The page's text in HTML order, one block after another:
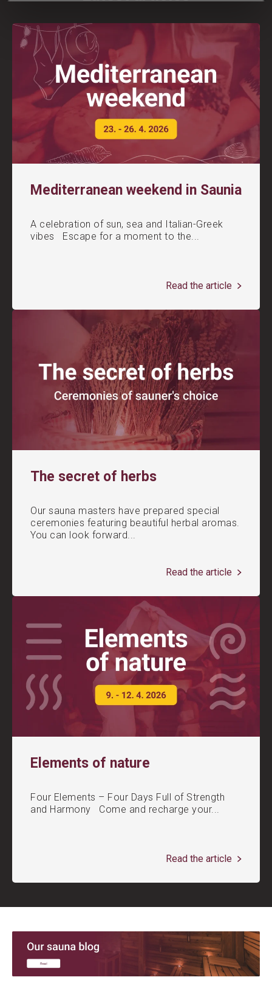
Mediterranean weekend in Saunia
A celebration of sun, sea and Italian-Greek
vibes Escape for a moment to the...
Read the article
The secret of herbs
Our sauna masters have prepared special
ceremonies featuring beautiful herbal aromas.
You can look forward...
Read the article
Elements of nature
Four Elements – Four Days Full of Strength
and Harmony Come and recharge your...
Read the article